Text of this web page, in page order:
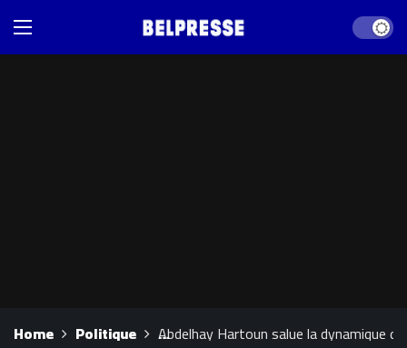
Dark
Home Politique Abdelhay Hartoun salue la dynamique